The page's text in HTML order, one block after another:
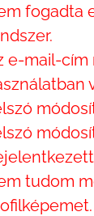
fogadta
e-mail-cím
tudom